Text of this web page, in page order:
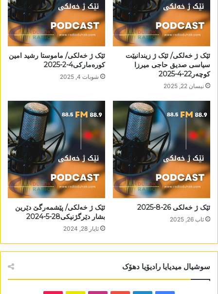
ئێک ژ خەلکی/ ئێک ژ زیندانیێت
سیاسی صديق حاجی میرزا
کوچەر22-4-2025
نیسان 22, 2025
ئێک ژ خەلکی/ ماموستا رشید امین
کورەمارکی4-2-2025
شوبات 4, 2025
ئێک ژ خەلکی 26-8-2025
ئاب 26, 2025
ئێک ژ خەلکی/ پێشمەرگێ دێرین
بشار دێرگژنیکی28-5-2024
ئایار 28, 2024
سوشیال میدیایا رادیۆیا دھۆک